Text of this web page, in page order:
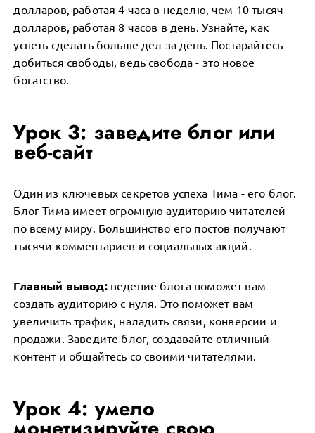
долларов, работая 4 часа в неделю, чем 10 тысяч
долларов, работая 8 часов в день. Узнайте, как
успеть сделать больше дел за день. Постарайтесь
добиться свободы, ведь свобода - это новое
богатство.
Урок 3: заведите блог или
веб-сайт
Один из ключевых секретов успеха Тима - его блог.
Блог Тима имеет огромную аудиторию читателей
по всему миру. Большинство его постов получают
тысячи комментариев и социальных акций.
Главный вывод: ведение блога поможет вам
создать аудиторию с нуля. Это поможет вам
увеличить трафик, наладить связи, конверсии и
продажи. Заведите блог, создавайте отличный
контент и общайтесь со своими читателями.
Урок 4: умело